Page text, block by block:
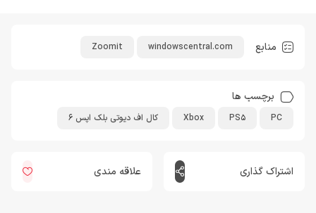
منابع windowscentral.com
Zoomit
برچسب ها
PC
PS5
Xbox کال اف دیوتی بلک اپس 6
اشتراک گذاری علاقه مندی